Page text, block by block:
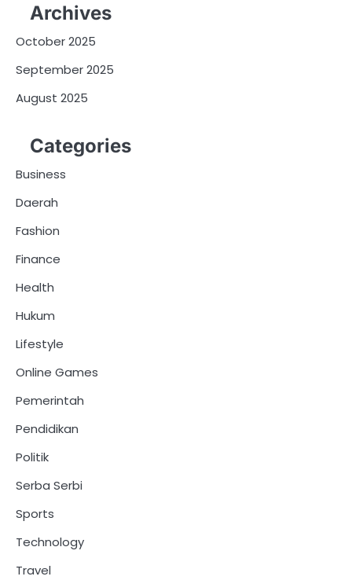
Archives
October 2025
September 2025
August 2025
Categories
Business
Daerah
Fashion
Finance
Health
Hukum
Lifestyle
Online Games
Pemerintah
Pendidikan
Politik
Serba Serbi
Sports
Technology
Travel